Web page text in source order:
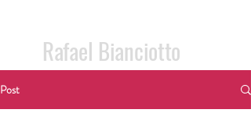
Rafael Bianciotto
Post